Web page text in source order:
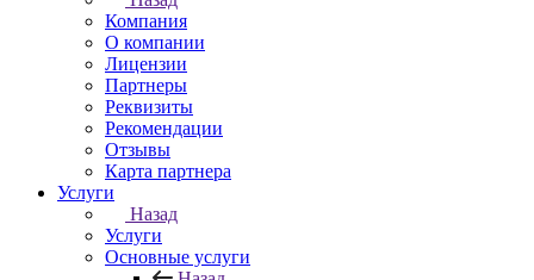
Компания
О компании
Лицензии
Партнеры
Реквизиты
Рекомендации
Отзывы
Карта партнера
Услуги
Назад
Услуги
Основные услуги